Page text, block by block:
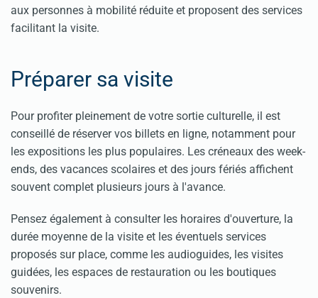
aux personnes à mobilité réduite et proposent des services
facilitant la visite.
Préparer sa visite
Pour profiter pleinement de votre sortie culturelle, il est
conseillé de réserver vos billets en ligne, notamment pour
les expositions les plus populaires. Les créneaux des week-
ends, des vacances scolaires et des jours fériés affichent
souvent complet plusieurs jours à l'avance.
Pensez également à consulter les horaires d'ouverture, la
durée moyenne de la visite et les éventuels services
proposés sur place, comme les audioguides, les visites
guidées, les espaces de restauration ou les boutiques
souvenirs.